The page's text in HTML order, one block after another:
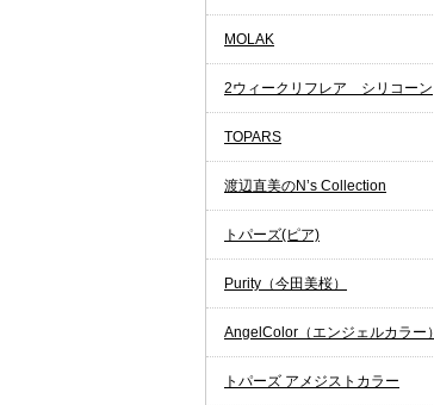
MOLAK
2ウィークリフレア シリコーン
TOPARS
渡辺直美のN’s Collection
トパーズ(ピア)
Purity（今田美桜）
AngelColor（エンジェルカラー）
トパーズ アメジストカラー